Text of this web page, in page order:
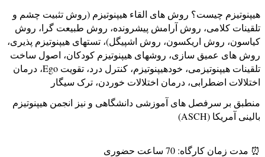
هیپنوتیزم چیست؟ روش های القاء هیپنوتیزم (روش تثبیت چشم و
تلقینات کلامی، روش آرامش پیشرونده، روش طبیعت گرا، روش
کیاسون، روش اریکسون، روش اشپیگل)، تستهای هیپنوتیزم پذیری،
روش های عمیق سازی، روشهای هیپنوتیزم کودکان، اصول ساخت
تلقينات هیپنوتیزمی، خودهیپنوتیزم، کنترل درد، تقویت Ego، درمان
اختلالات اضطرابی، درمان اختلالات خوردن، ترک سیگار
منطبق بر سرفصل های آموزشی دانشگاهی و نیز انجمن هیپنوتیزم
بالینی آمریکا (ASCH)
⏰ مدت زمان کارگاه: 70 ساعت حضوری